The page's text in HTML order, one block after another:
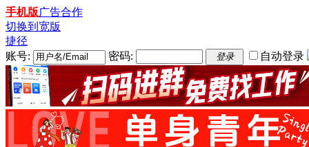
手机版广告合作
切换到宽版
捷径
账号:
密码: 登录 自动登录